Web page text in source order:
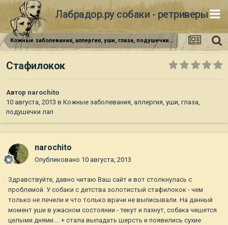
Лабрадор.ру собаки - ретриверы
Кожные заболевания, аллергия, уши, глаза, подушечки лап
Стафилокок
Автор narochito
10 августа, 2013 в Кожные заболевания, аллергия, уши, глаза,
подушечки лап
narochito
Опубликовано 10 августа, 2013
Здравствуйте, давно читаю Ваш сайт и вот столкнулась с
проблемой. У собаки с детства золотистый стафилокок - чем
только не лечили и что только врачи не выписывали. На данный
момент уши в ужасном состоянии - текут и пахнут, собака чешется
целыми днями.... + стала выпадать шерсть и появились сухие